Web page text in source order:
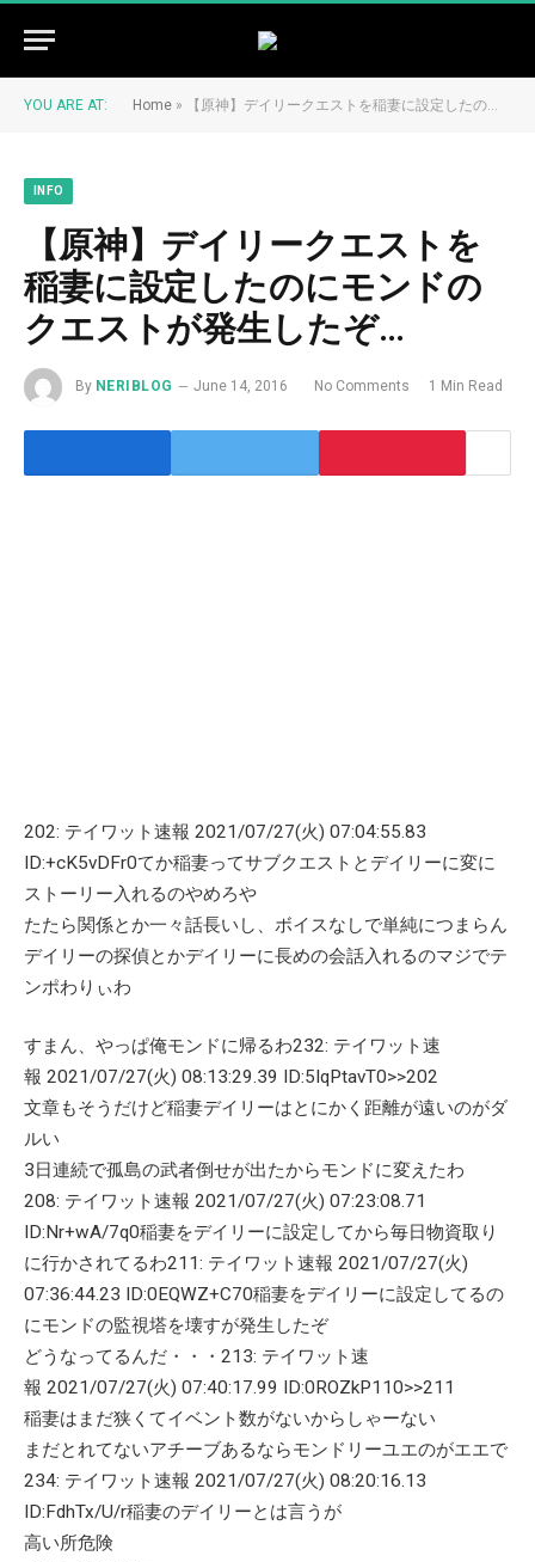
YOU ARE AT: Home » 【原神】デイリークエストを稲妻に設定したのにモンドのクエストが発生したぞ…
INFO
【原神】デイリークエストを
稲妻に設定したのにモンドの
クエストが発生したぞ…
By NERIBLOG June 14, 2016 No Comments 1 Min Read
202: テイワット速報 2021/07/27(火) 07:04:55.83
ID:+cK5vDFr0てか稲妻ってサブクエストとデイリーに変に
ストーリー入れるのやめろや
たたら関係とか一々話長いし、ボイスなしで単純につまらん
デイリーの探偵とかデイリーに長めの会話入れるのマジでテ
ンポわりぃわ
すまん、やっぱ俺モンドに帰るわ232: テイワット速
報 2021/07/27(火) 08:13:29.39 ID:5IqPtavT0>>202
文章もそうだけど稲妻デイリーはとにかく距離が遠いのがダ
ルい
3日連続で孤島の武者倒せが出たからモンドに変えたわ
208: テイワット速報 2021/07/27(火) 07:23:08.71
ID:Nr+wA/7q0稲妻をデイリーに設定してから毎日物資取り
に行かされてるわ211: テイワット速報 2021/07/27(火)
07:36:44.23 ID:0EQWZ+C70稲妻をデイリーに設定してるの
にモンドの監視塔を壊すが発生したぞ
どうなってるんだ・・・213: テイワット速
報 2021/07/27(火) 07:40:17.99 ID:0ROZkP110>>211
稲妻はまだ狭くてイベント数がないからしゃーない
まだとれてないアチーブあるならモンドリーユエのがエエで
234: テイワット速報 2021/07/27(火) 08:20:16.13
ID:FdhTx/U/r稲妻のデイリーとは言うが
高い所危険